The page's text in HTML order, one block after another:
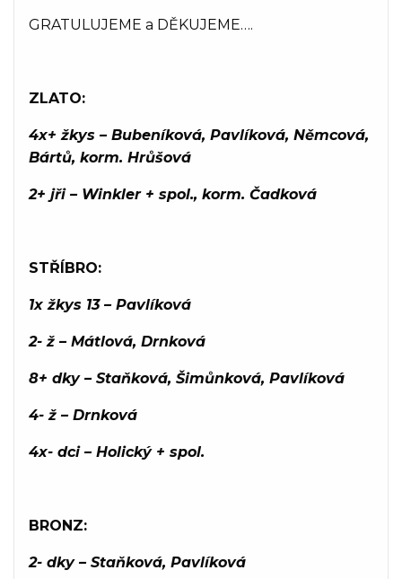
GRATULUJEME a DĚKUJEME….
ZLATO:
4x+ žkys – Bubeníková, Pavlíková, Němcová,
Bártů, korm. Hrůšová
2+ jři – Winkler + spol., korm. Čadková
STŘÍBRO:
1x žkys 13 – Pavlíková
2- ž – Mátlová, Drnková
8+ dky – Staňková, Šimůnková, Pavlíková
4- ž – Drnková
4x- dci – Holický + spol.
BRONZ:
2- dky – Staňková, Pavlíková